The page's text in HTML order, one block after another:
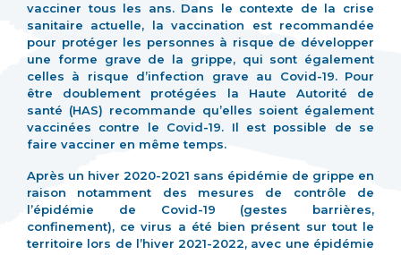
vacciner tous les ans. Dans le contexte de la crise
sanitaire actuelle, la vaccination est recommandée
pour protéger les personnes à risque de développer
une forme grave de la grippe, qui sont également
celles à risque d’infection grave au Covid-19. Pour
être doublement protégées la Haute Autorité de
santé (HAS) recommande qu’elles soient également
vaccinées contre le Covid-19. Il est possible de se
faire vacciner en même temps.
Après un hiver 2020-2021 sans épidémie de grippe en
raison notamment des mesures de contrôle de
l’épidémie de Covid-19 (gestes barrières,
confinement), ce virus a été bien présent sur tout le
territoire lors de l’hiver 2021-2022, avec une épidémie